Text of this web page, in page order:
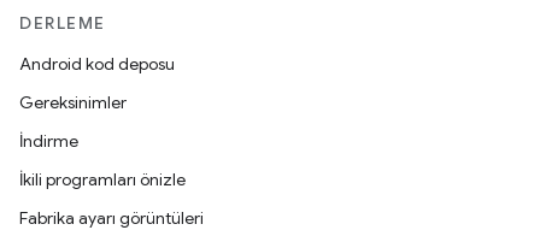
DERLEME
Android kod deposu
Gereksinimler
İndirme
İkili programları önizle
Fabrika ayarı görüntüleri